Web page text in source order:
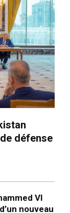
défense
VI
nouveau